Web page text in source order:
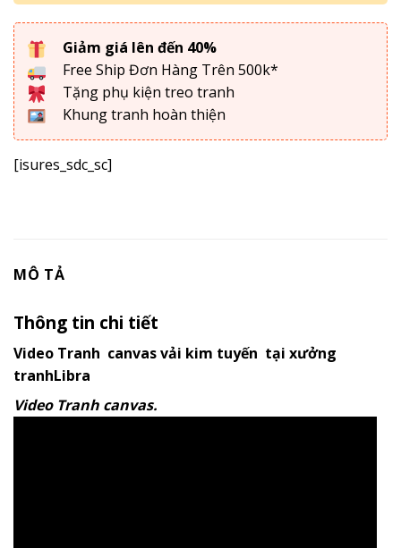
Giảm giá lên đến 40%
Free Ship Đơn Hàng Trên 500k*
Tặng phụ kiện treo tranh
Khung tranh hoàn thiện
[isures_sdc_sc]
MÔ TẢ
Thông tin chi tiết
Video Tranh canvas vải kim tuyến tại xưởng
tranhLibra
Video Tranh canvas.